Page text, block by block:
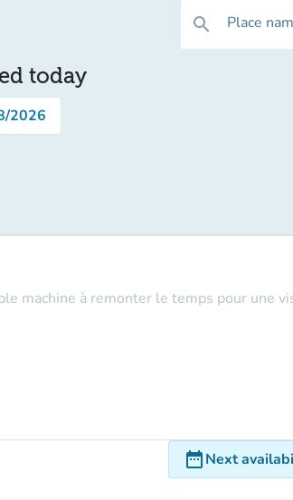
search Place
today
2026
machine à remonter le temps pour une
date_rangeNext